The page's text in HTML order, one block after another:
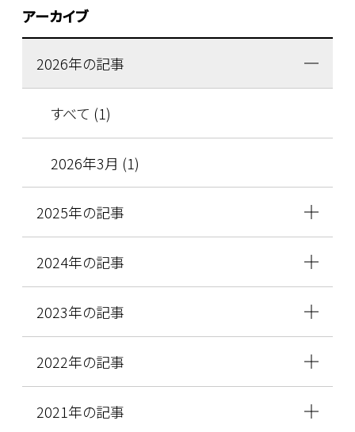
アーカイブ
2026年の記事
すべて (1)
2026年3月 (1)
2025年の記事
2024年の記事
2023年の記事
2022年の記事
2021年の記事